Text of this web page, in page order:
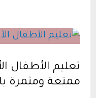
تعليم الأطفال
ممتعة ومثمرة